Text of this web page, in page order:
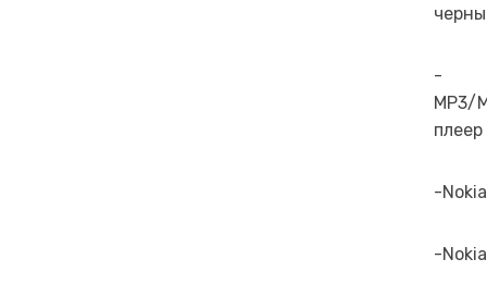
-
MP3/
плеер
-
-